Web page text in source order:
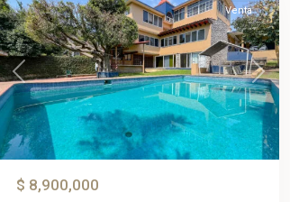
Previous Next
Venta
$ 8,900,000
Condominio